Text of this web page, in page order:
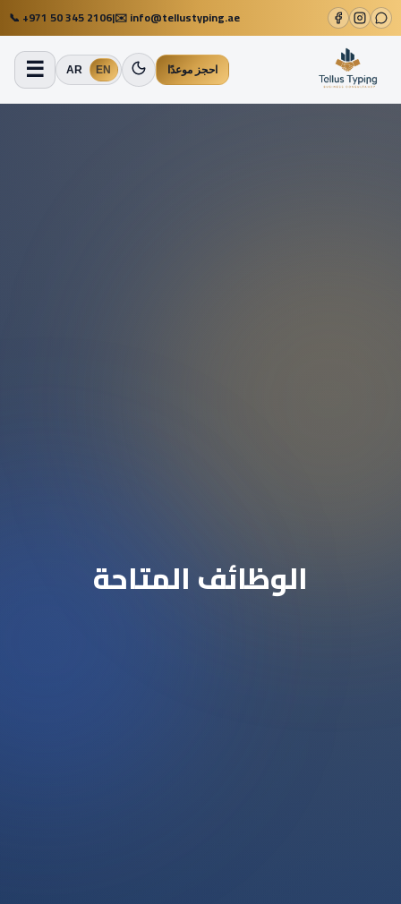
📞 +971 50 345 2106|✉️info@tellustyping.ae
احجز موعدًا EN
AR
☰
الوظائف المتاحة